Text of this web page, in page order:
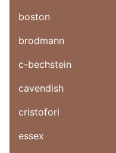
boston
brodmann
c-bechstein
cavendish
cristofori
essex